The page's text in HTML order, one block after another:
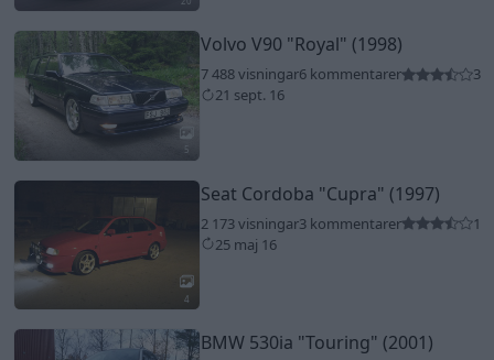
5
Volvo V90 "Royal" (1998)
7 488 visningar6 kommentarer
3
21 sept. 16
4
Seat Cordoba "Cupra" (1997)
2 173 visningar3 kommentarer
1
25 maj 16
BMW 530ia "Touring" (2001)